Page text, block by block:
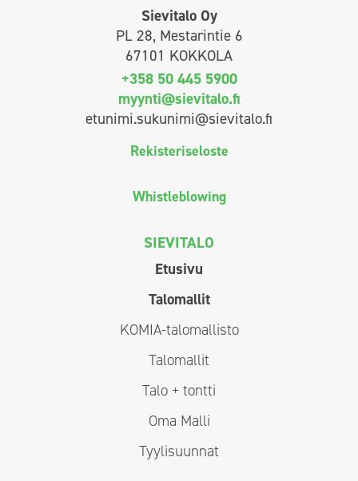
Sievitalo Oy
PL 28, Mestarintie 6
67101 KOKKOLA
+358 50 445 5900
myynti@sievitalo.fi
etunimi.sukunimi@sievitalo.fi
Rekisteriseloste
Whistleblowing
SIEVITALO
Etusivu
Talomallit
KOMIA-talomallisto
Talomallit
Talo + tontti
Oma Malli
Tyylisuunnat